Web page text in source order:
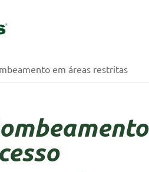
em áreas restritas